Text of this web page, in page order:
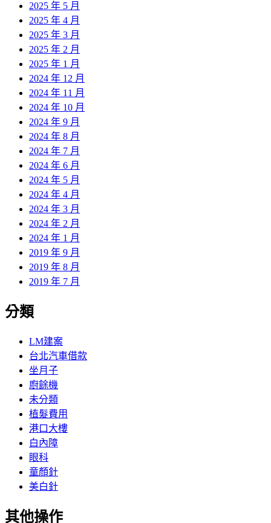
2025 年 5 月
2025 年 4 月
2025 年 3 月
2025 年 2 月
2025 年 1 月
2024 年 12 月
2024 年 11 月
2024 年 10 月
2024 年 9 月
2024 年 8 月
2024 年 7 月
2024 年 6 月
2024 年 5 月
2024 年 4 月
2024 年 3 月
2024 年 2 月
2024 年 1 月
2019 年 9 月
2019 年 8 月
2019 年 7 月
分類
LM建案
台北汽車借款
坐月子
廚餘機
未分類
植髮費用
港口大樓
白內障
眼科
童顏針
美白針
其他操作